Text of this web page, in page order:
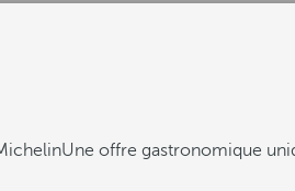
Une offre gastronomique